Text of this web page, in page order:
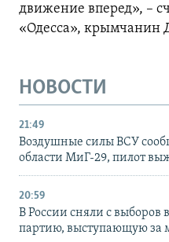
движение вперед», –
«Одесса», крымчанин
НОВОСТИ
21:49
Воздушные силы ВСУ
области МиГ-29, пилот
20:59
В России сняли с выборов
партию, выступающую за